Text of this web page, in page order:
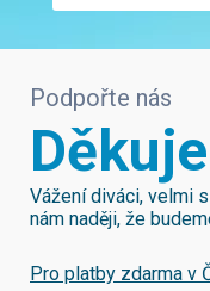
Podpořte nás
Vážení diváci, velmi
nám naději, že
Pro platby zdarma v